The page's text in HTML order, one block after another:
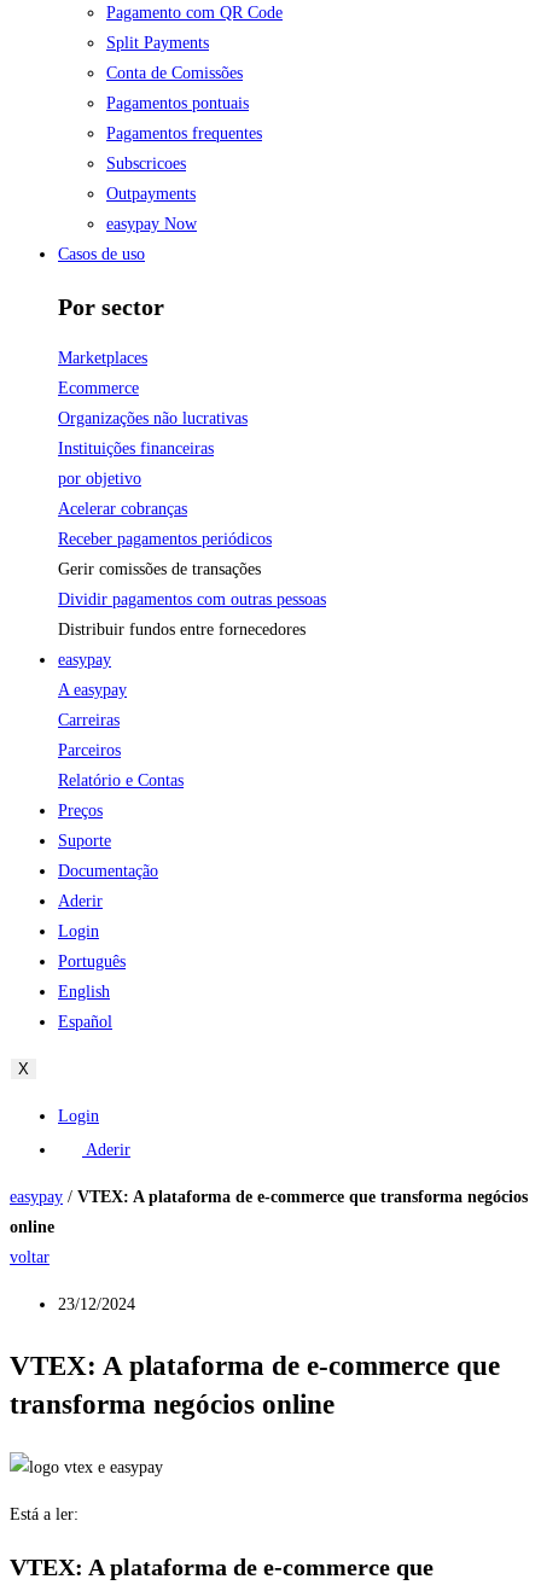
Pagamento com QR Code
Split Payments
Conta de Comissões
Pagamentos pontuais
Pagamentos frequentes
Subscricoes
Outpayments
easypay Now
Casos de uso
Por sector
Marketplaces
Ecommerce
Organizações não lucrativas
Instituições financeiras
por objetivo
Acelerar cobranças
Receber pagamentos periódicos
Gerir comissões de transações
Dividir pagamentos com outras pessoas
Distribuir fundos entre fornecedores
easypay
A easypay
Carreiras
Parceiros
Relatório e Contas
Preços
Suporte
Documentação
Aderir
Login
Português
English
Español
X
Login
Aderir
easypay / VTEX: A plataforma de e-commerce que transforma negócios
online
voltar
23/12/2024
VTEX: A plataforma de e-commerce que
transforma negócios online
Está a ler:
VTEX: A plataforma de e-commerce que